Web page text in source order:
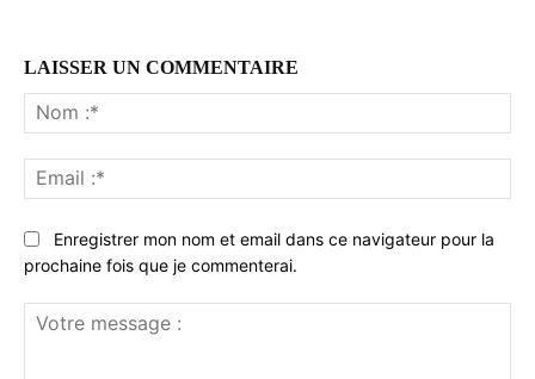
LAISSER UN COMMENTAIRE
:*
:*
Enregistrer mon nom et email dans ce navigateur pour la
prochaine fois que je commenterai.